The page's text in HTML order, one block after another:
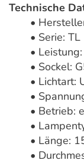
Technische
•
• Serie: TL
• Leistung:
• Sockel:
• Lichtart:
•
• Betrieb:
•
• Länge:
•